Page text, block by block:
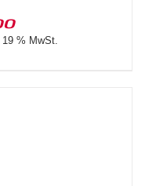
% MwSt.